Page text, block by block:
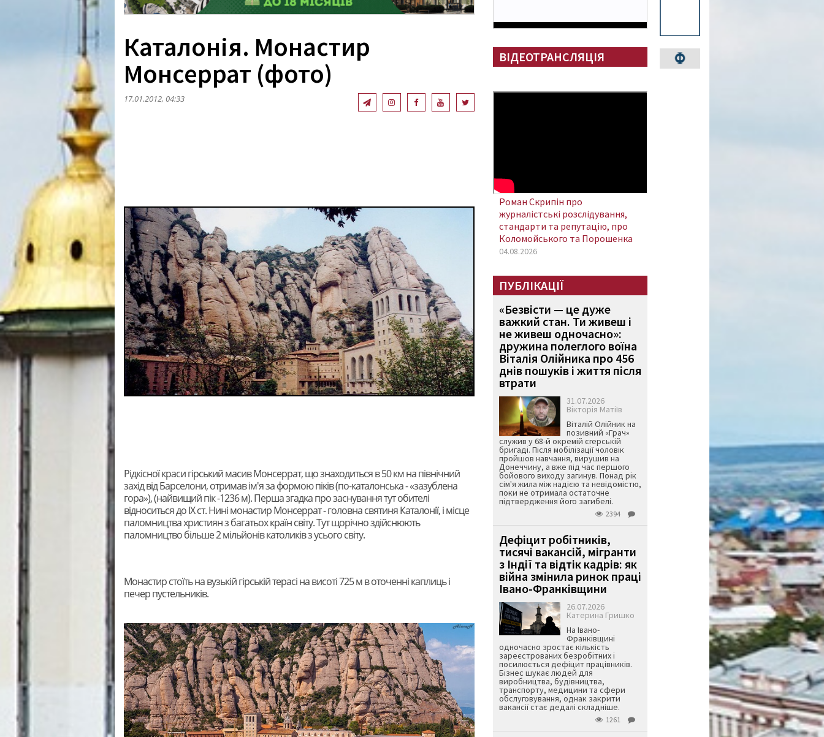
Каталонія. Монастир
Монсеррат (фото)
17.01.2012, 04:33
Рідкісної краси гірський масив Монсеррат, що знаходиться в 50 км на північний
захід від Барселони, отримав ім'я за формою піків (по-каталонська - «зазублена
гора»), (​​найвищий пік -1236 м). Перша згадка про заснування тут обителі
відноситься до IX ст. Нині монастир Монсеррат - головна святиня Каталонії, і місце
паломництва християн з багатьох країн світу. Тут щорічно здійснюють
паломництво більше 2 мільйонів католиків з усього світу.
Монастир стоїть на вузькій гірській терасі на висоті 725 м в оточенні каплиць і
печер пустельників.
ВІДЕОТРАНСЛЯЦІЯ
Роман Скрипін про
журналістські розслідування,
стандарти та репутацію, про
Коломойського та Порошенка
04.08.2026
ПУБЛІКАЦІЇ
«Безвісти — це дуже
важкий стан. Ти живеш і
не живеш одночасно»:
дружина полеглого воїна
Віталія Олійника про 456
днів пошуків і життя після
втрати
31.07.2026
Вікторія Матіїв
Віталій Олійник на
позивний «Грач»
служив у 68-й окремій єгерській
бригаді. Після мобілізації чоловік
пройшов навчання, вирушив на
Донеччину, а вже під час першого
бойового виходу загинув. Понад рік
сім'я жила між надією та невідомістю,
поки не отримала остаточне
підтвердження його загибелі.
2394
Дефіцит робітників,
тисячі вакансій, мігранти
з Індії та відтік кадрів: як
війна змінила ринок праці
Івано-Франківщини
26.07.2026
Катерина Гришко
На Івано-
Франківщині
одночасно зростає кількість
зареєстрованих безробітних і
посилюється дефіцит працівників.
Бізнес шукає людей для
виробництва, будівництва,
транспорту, медицини та сфери
обслуговування, однак закрити
вакансії стає дедалі складніше.
1261